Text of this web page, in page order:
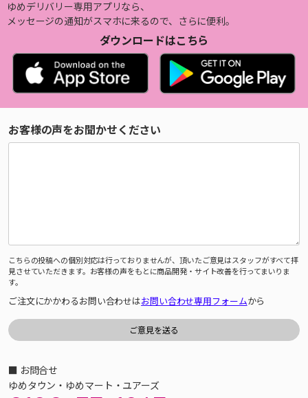
ゆめデリバリー専用アプリなら、
メッセージの通知がスマホに来るので、さらに便利。
ダウンロードはこちら
お客様の声をお聞かせください
こちらの投稿への個別対応は行っておりませんが、頂いたご意見はスタッフがすべて拝
見させていただきます。お客様の声をもとに商品開発・サイト改善を行ってまいりま
す。
ご注文にかかわるお問い合わせはお問い合わせ専用フォームから
■ お問合せ
ゆめタウン・ゆめマート・ユアーズ